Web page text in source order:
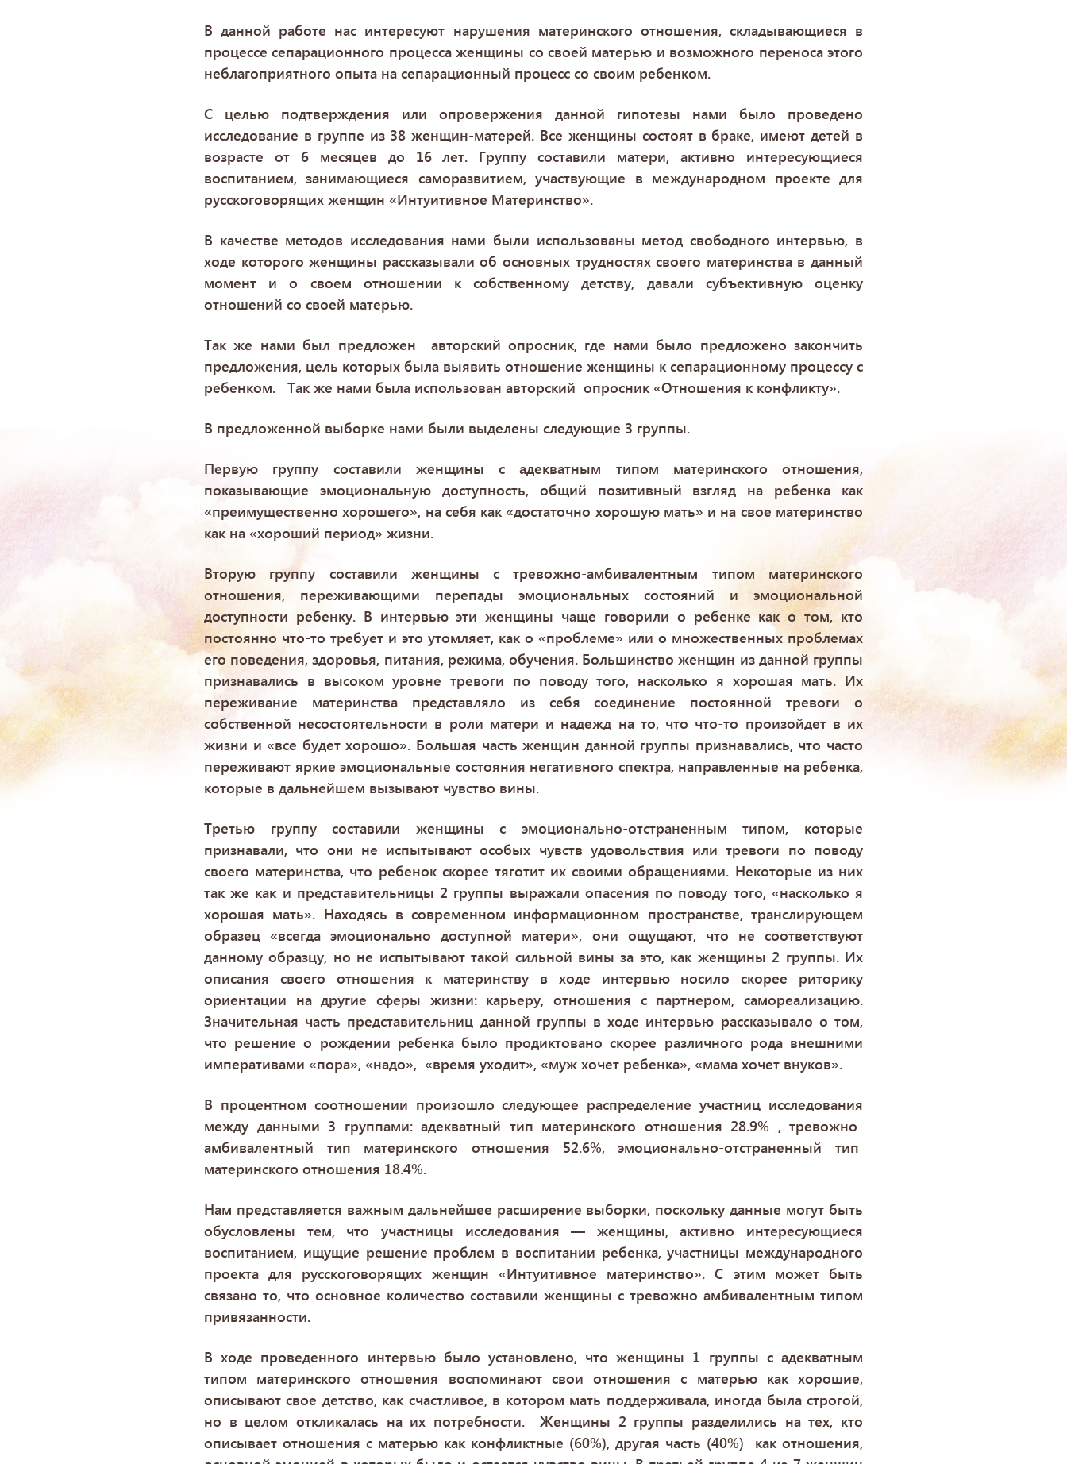
В данной работе нас интересуют нарушения материнского отношения, складывающиеся в
процессе сепарационного процесса женщины со своей матерью и возможного переноса этого
неблагоприятного опыта на сепарационный процесс со своим ребенком.
С целью подтверждения или опровержения данной гипотезы нами было проведено
исследование в группе из 38 женщин-матерей. Все женщины состоят в браке, имеют детей в
возрасте от 6 месяцев до 16 лет. Группу составили матери, активно интересующиеся
воспитанием, занимающиеся саморазвитием, участвующие в международном проекте для
русскоговорящих женщин «Интуитивное Материнство».
В качестве методов исследования нами были использованы метод свободного интервью, в
ходе которого женщины рассказывали об основных трудностях своего материнства в данный
момент и о своем отношении к собственному детству, давали субъективную оценку
отношений со своей матерью.
Так же нами был предложен авторский опросник, где нами было предложено закончить
предложения, цель которых была выявить отношение женщины к сепарационному процессу с
ребенком. Так же нами была использован авторский опросник «Отношения к конфликту».
В предложенной выборке нами были выделены следующие 3 группы.
Первую группу составили женщины с адекватным типом материнского отношения,
показывающие эмоциональную доступность, общий позитивный взгляд на ребенка как
«преимущественно хорошего», на себя как «достаточно хорошую мать» и на свое материнство
как на «хороший период» жизни.
Вторую группу составили женщины с тревожно-амбивалентным типом материнского
отношения, переживающими перепады эмоциональных состояний и эмоциональной
доступности ребенку. В интервью эти женщины чаще говорили о ребенке как о том, кто
постоянно что-то требует и это утомляет, как о «проблеме» или о множественных проблемах
его поведения, здоровья, питания, режима, обучения. Большинство женщин из данной группы
признавались в высоком уровне тревоги по поводу того, насколько я хорошая мать. Их
переживание материнства представляло из себя соединение постоянной тревоги о
собственной несостоятельности в роли матери и надежд на то, что что-то произойдет в их
жизни и «все будет хорошо». Большая часть женщин данной группы признавались, что часто
переживают яркие эмоциональные состояния негативного спектра, направленные на ребенка,
которые в дальнейшем вызывают чувство вины.
Третью группу составили женщины с эмоционально-отстраненным типом, которые
признавали, что они не испытывают особых чувств удовольствия или тревоги по поводу
своего материнства, что ребенок скорее тяготит их своими обращениями. Некоторые из них
так же как и представительницы 2 группы выражали опасения по поводу того, «насколько я
хорошая мать». Находясь в современном информационном пространстве, транслирующем
образец «всегда эмоционально доступной матери», они ощущают, что не соответствуют
данному образцу, но не испытывают такой сильной вины за это, как женщины 2 группы. Их
описания своего отношения к материнству в ходе интервью носило скорее риторику
ориентации на другие сферы жизни: карьеру, отношения с партнером, самореализацию.
Значительная часть представительниц данной группы в ходе интервью рассказывало о том,
что решение о рождении ребенка было продиктовано скорее различного рода внешними
императивами «пора», «надо», «время уходит», «муж хочет ребенка», «мама хочет внуков».
В процентном соотношении произошло следующее распределение участниц исследования
между данными 3 группами: адекватный тип материнского отношения 28.9% , тревожно-
амбивалентный тип материнского отношения 52.6%, эмоционально-отстраненный тип
материнского отношения 18.4%.
Нам представляется важным дальнейшее расширение выборки, поскольку данные могут быть
обусловлены тем, что участницы исследования — женщины, активно интересующиеся
воспитанием, ищущие решение проблем в воспитании ребенка, участницы международного
проекта для русскоговорящих женщин «Интуитивное материнство». С этим может быть
связано то, что основное количество составили женщины с тревожно-амбивалентным типом
привязанности.
В ходе проведенного интервью было установлено, что женщины 1 группы с адекватным
типом материнского отношения воспоминают свои отношения с матерью как хорошие,
описывают свое детство, как счастливое, в котором мать поддерживала, иногда была строгой,
но в целом откликалась на их потребности. Женщины 2 группы разделились на тех, кто
описывает отношения с матерью как конфликтные (60%), другая часть (40%) как отношения,